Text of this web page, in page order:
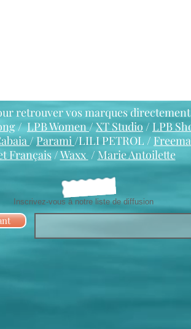
retrouver vos marques directement
/LPB Women/ XT Studio / LPB
/ Parami /LILI PETROL /
Français/Waxx / Marie Antoilette
Inscrivez-vous à notre liste de diffusion